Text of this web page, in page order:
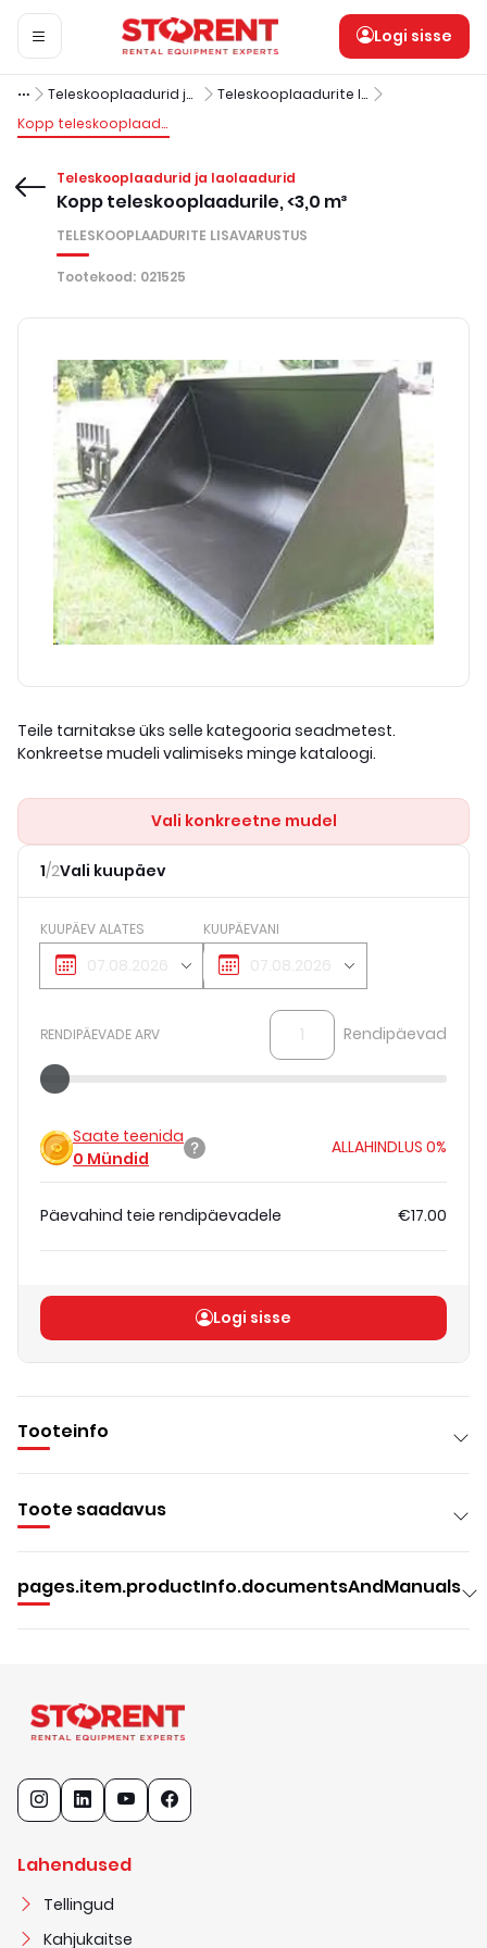
Logi sisse
Teleskooplaadurid ja laolaadurid
Teleskooplaadurite lisavarustus
Kopp teleskooplaadurile, <3,0 m³
Teleskooplaadurid ja laolaadurid
Kopp teleskooplaadurile, <3,0 m³
TELESKOOPLAADURITE LISAVARUSTUS
Tootekood: 021525
Teile tarnitakse üks selle kategooria seadmetest.
Konkreetse mudeli valimiseks minge kataloogi.
Vali konkreetne mudel
1/2Vali kuupäev
KUUPÄEV ALATES KUUPÄEVANI
RENDIPÄEVADE ARV Rendipäevad
Saate teenida
0 Mündid
ALLAHINDLUS 0%
Päevahind teie rendipäevadele €17.00
Logi sisse
Tooteinfo
Toote saadavus
pages.item.productInfo.documentsAndManuals
Lahendused
Tellingud
Kahjukaitse